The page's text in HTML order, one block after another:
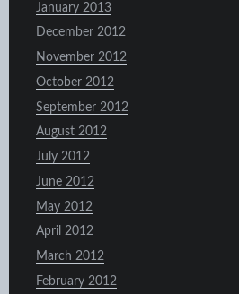
January 2013
December 2012
November 2012
October 2012
September 2012
August 2012
July 2012
June 2012
May 2012
April 2012
March 2012
February 2012